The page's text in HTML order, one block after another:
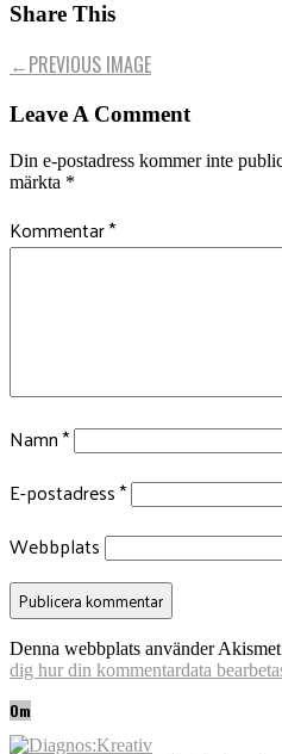
Share This
←PREVIOUS IMAGE
Leave A Comment
Din e-postadress kommer inte
märkta *
Kommentar*
Namn*
E-postadress*
Webbplats
Denna webbplats använder
dig hur din kommentardata
Om